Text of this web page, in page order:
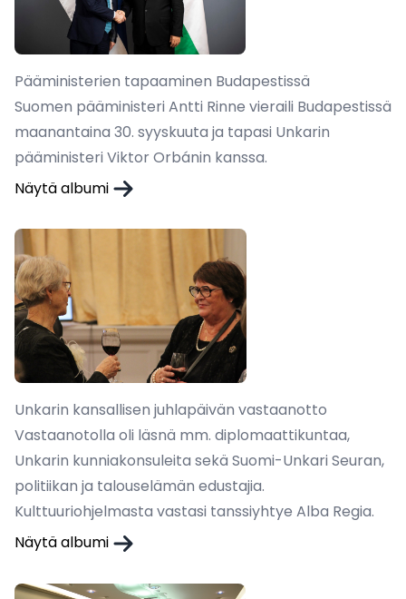
Pääministerien tapaaminen Budapestissä
Suomen pääministeri Antti Rinne vieraili Budapestissä
maanantaina 30. syyskuuta ja tapasi Unkarin
pääministeri Viktor Orbánin kanssa.
Näytä albumi
Unkarin kansallisen juhlapäivän vastaanotto
Vastaanotolla oli läsnä mm. diplomaattikuntaa,
Unkarin kunniakonsuleita sekä Suomi-Unkari Seuran,
politiikan ja talouselämän edustajia.
Kulttuuriohjelmasta vastasi tanssiyhtye Alba Regia.
Näytä albumi